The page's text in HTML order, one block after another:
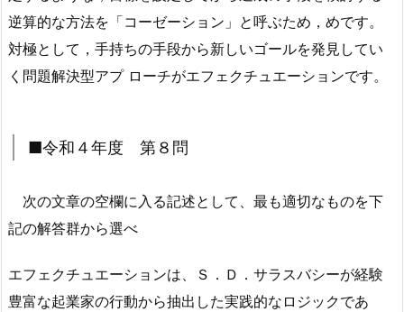
逆算的な方法を「コーゼーション 」と呼ぶため，めです。
対極として，手持ちの手段から新しいゴールを発見してい
く問題解決型アプ ローチがエフェクチュエーションです。
■令和４年度 第８問
次の文章の空欄に入る記述として、最も適切なものを下
記の解答群から選べ
エフェクチュエーションは、Ｓ．Ｄ．サラスバシーが経験
豊富な起業家の行動から抽出した実践的なロジックであ